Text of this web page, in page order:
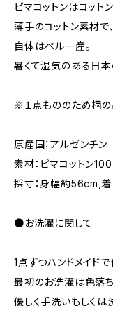
ピマコットンはコッ
薄手のコットン素材で
自体はペルー産。
暑くて湿気のある日本
※１点もののため柄の
原産国：アルゼンチン
素材：ピマコットン
採寸：身幅約56cm,
●お洗濯に関して
1点ずつハンドメイド
最初のお洗濯は色落ち
優しく手洗いもしく